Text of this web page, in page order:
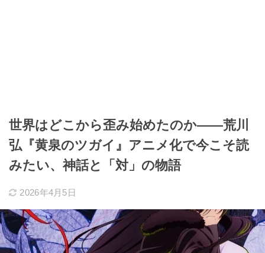
世界はどこから歪み始めたのか――荒川
弘『黄泉のツガイ』アニメ化で今こそ読
みたい、神話と「対」の物語
2026年4月5日